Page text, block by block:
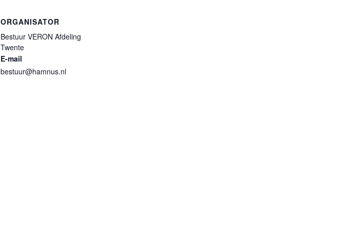
ORGANISATOR
Bestuur VERON Afdeling
Twente
E-mail
bestuur@hamnus.nl